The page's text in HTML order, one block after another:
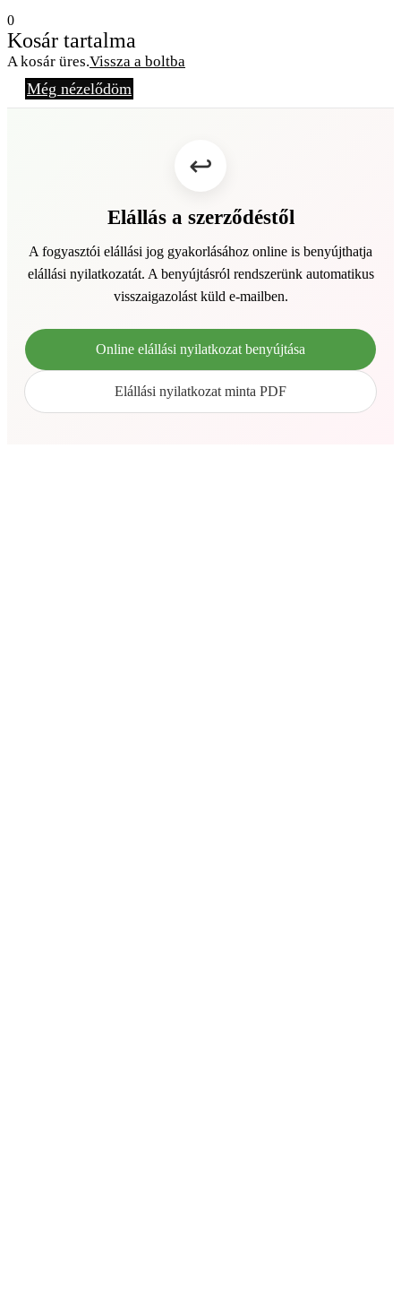
0
Kosár tartalma
A kosár üres.Vissza a boltba
Még nézelődöm
Elállás a szerződéstől
A fogyasztói elállási jog gyakorlásához online is benyújthatja
elállási nyilatkozatát. A benyújtásról rendszerünk automatikus
visszaigazolást küld e-mailben.
Online elállási nyilatkozat benyújtása
Elállási nyilatkozat minta PDF